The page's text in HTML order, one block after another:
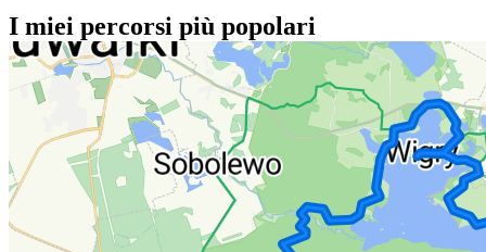
I miei percorsi più popolari